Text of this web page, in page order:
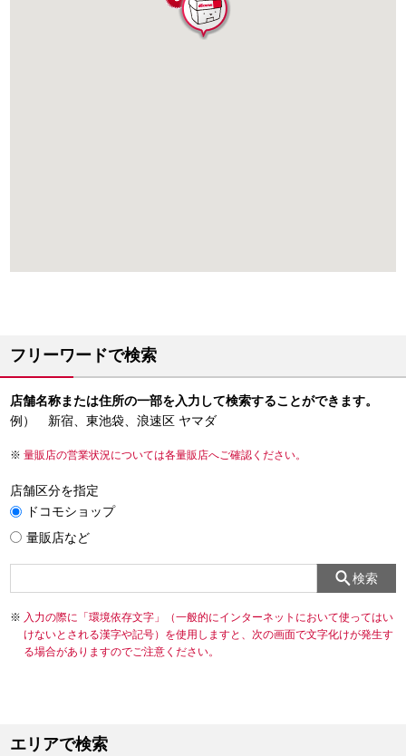
フリーワードで検索
店舗名称または住所の一部を入力して検索することができます。
例） 新宿、東池袋、浪速区 ヤマダ
量販店の営業状況については各量販店へご確認ください。
店舗区分を指定
ドコモショップ
量販店など
検索
入力の際に「環境依存文字」（一般的にインターネットにおいて使ってはい
けないとされる漢字や記号）を使用しますと、次の画面で文字化けが発生す
る場合がありますのでご注意ください。
エリアで検索